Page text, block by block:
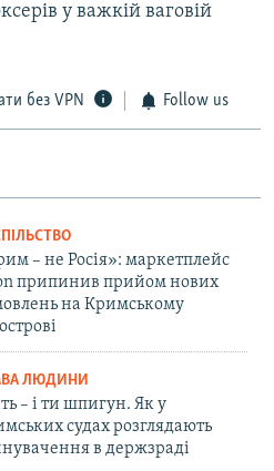
у важкій ваговій
без VPN Follow us
– не Росія»: маркетплейс
припинив прийом нових
на Кримському
ЛЮДИНИ
– і ти шпигун. Як у
судах розглядають
в держзраді